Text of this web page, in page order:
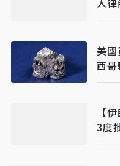
人
美
西
【
3度
對話